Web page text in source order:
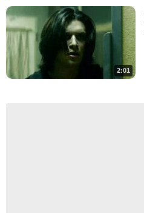
2:01